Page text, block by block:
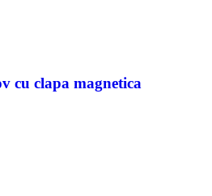
cu clapa magnetica